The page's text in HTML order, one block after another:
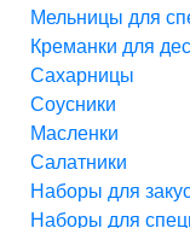
Мельницы для
Креманки для
Сахарницы
Соусники
Масленки
Салатники
Наборы для
Наборы для